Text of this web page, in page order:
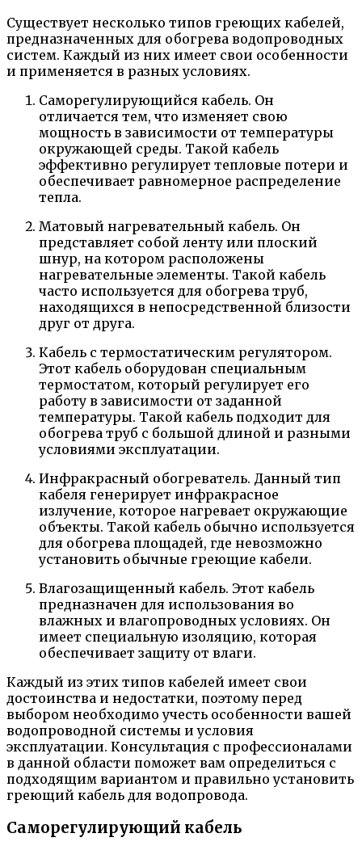
Существует несколько типов греющих кабелей,
предназначенных для обогрева водопроводных
систем. Каждый из них имеет свои особенности
и применяется в разных условиях.
Саморегулирующийся кабель. Он
отличается тем, что изменяет свою
мощность в зависимости от температуры
окружающей среды. Такой кабель
эффективно регулирует тепловые потери и
обеспечивает равномерное распределение
тепла.
Матовый нагревательный кабель. Он
представляет собой ленту или плоский
шнур, на котором расположены
нагревательные элементы. Такой кабель
часто используется для обогрева труб,
находящихся в непосредственной близости
друг от друга.
Кабель с термостатическим регулятором.
Этот кабель оборудован специальным
термостатом, который регулирует его
работу в зависимости от заданной
температуры. Такой кабель подходит для
обогрева труб с большой длиной и разными
условиями эксплуатации.
Инфракрасный обогреватель. Данный тип
кабеля генерирует инфракрасное
излучение, которое нагревает окружающие
объекты. Такой кабель обычно используется
для обогрева площадей, где невозможно
установить обычные греющие кабели.
Влагозащищенный кабель. Этот кабель
предназначен для использования во
влажных и влагопроводных условиях. Он
имеет специальную изоляцию, которая
обеспечивает защиту от влаги.
Каждый из этих типов кабелей имеет свои
достоинства и недостатки, поэтому перед
выбором необходимо учесть особенности вашей
водопроводной системы и условия
эксплуатации. Консультация с профессионалами
в данной области поможет вам определиться с
подходящим вариантом и правильно установить
греющий кабель для водопровода.
Саморегулирующий кабель